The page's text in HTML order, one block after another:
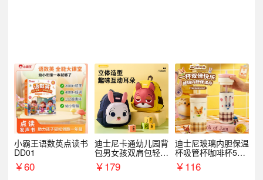
小霸王语数英点读书
DD01
￥60
迪士尼卡通幼儿园背
包男女孩双肩包轻便
可爱小背包B20107
￥179
迪士尼玻璃内胆保温
杯吸管杯咖啡杯530
MLH15135
￥116